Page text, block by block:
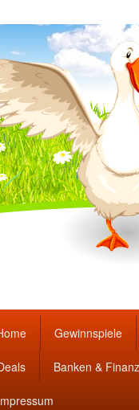
die
Gewinnspiele
Banken &